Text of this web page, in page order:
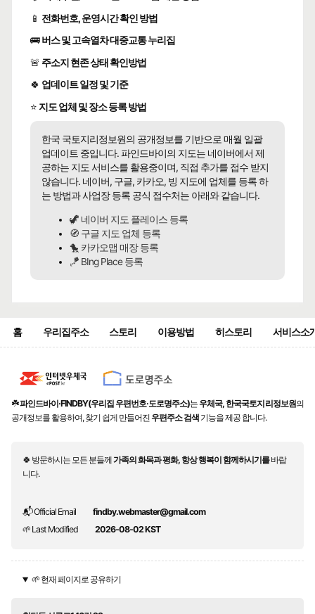
📱 전화번호, 운영시간 확인 방법
🚌버스 및 고속열차 대중교통 누리집
🚨 주소지 현존 상태 확인방법
🍀 업데이트 일정 및 기준
⭐ 지도 업체 및 장소 등록 방법
한국 국토지리정보원의 공개정보를 기반으로 매월 일괄
업데이트 중입니다. 파인드바이의 지도는 네이버에서 제
공하는 지도 서비스를 활용중이며, 직접 추가를 접수 받지
않습니다. 네이버, 구글, 카카오, 빙 지도에 업체를 등록 하
는 방법과 사업장 등록 공식 접수처는 아래와 같습니다.
🦖 네이버 지도 플레이스 등록
🧭 구글 지도 업체 등록
🐤 카카오맵 매장 등록
🪁 BIng Place 등록
홈 우리집주소 스토리 이용방법 히스토리 서비스소
☘️파인드바이·FINDBY(우리집 우편번호·도로명주소)는 우체국, 한국국토지리정보원의
공개정보를 활용하여, 찾기 쉽게 만들어진 우편주소 검색 기능을 제공 합니다.
🍀 방문하시는 모든 분들께가족의 화목과 평화, 항상 행복이 함께하시기를바랍
니다.
📬 Official Email
findby.webmaster@gmail.com
🌱 Last Modified
2026-08-02 KST
🌱 현재 페이지로 공유하기